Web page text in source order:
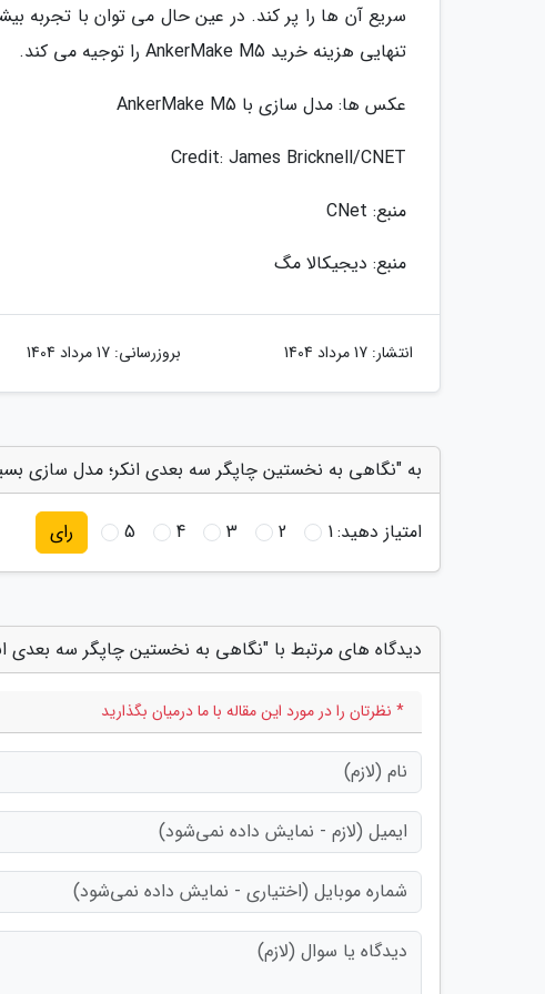
سریع آن ها را پر کند. در عین حال می توان با تجربه
تنهایی هزینه خرید AnkerMake M5 را توجیه می کند.
عکس ها: مدل سازی با AnkerMake M5
Credit: James Bricknell/CNET
منبع: CNet
منبع: دیجیکالا مگ
انتشار: 17 مرداد 1404 بروزرسانی: 17 مرداد 1404
به "نگاهی به نخستین چاپگر سه بعدی انکر؛ مدل سازی
امتیاز دهید:1
2
3
4
5 رای
دیدگاه های مرتبط با "نگاهی به نخستین چاپگر سه بعدی
* نظرتان را در مورد این مقاله با ما درمیان بگذارید